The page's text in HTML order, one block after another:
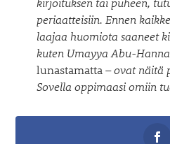
periaatteisiin. Ennen
laajaa huomiota saaneet
kuten Umayya Abu-
lunastamatta – ovat näitä
Sovella oppimaasi omiin